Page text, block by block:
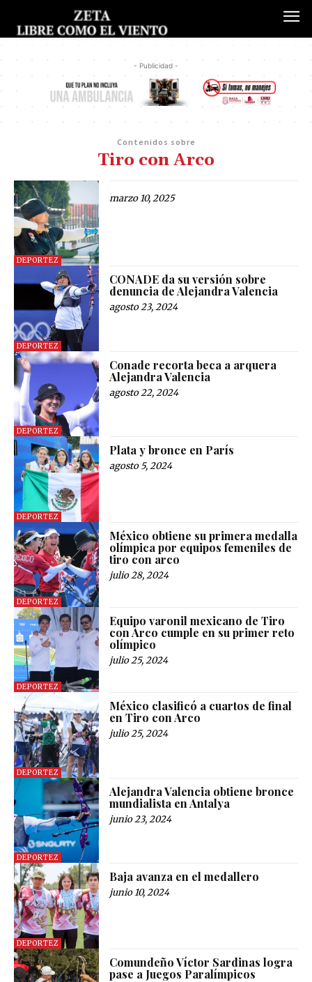
- Publicidad -
Contenidos sobre
Tiro con Arco
DEPORTEZ
marzo 10, 2025
DEPORTEZ
CONADE da su versión sobre
denuncia de Alejandra Valencia
agosto 23, 2024
DEPORTEZ
Conade recorta beca a arquera
Alejandra Valencia
agosto 22, 2024
DEPORTEZ
Plata y bronce en París
agosto 5, 2024
DEPORTEZ
México obtiene su primera medalla
olímpica por equipos femeniles de
tiro con arco
julio 28, 2024
DEPORTEZ
Equipo varonil mexicano de Tiro
con Arco cumple en su primer reto
olímpico
julio 25, 2024
DEPORTEZ
México clasificó a cuartos de final
en Tiro con Arco
julio 25, 2024
DEPORTEZ
Alejandra Valencia obtiene bronce
mundialista en Antalya
junio 23, 2024
DEPORTEZ
Baja avanza en el medallero
junio 10, 2024
Comundeño Víctor Sardinas logra
pase a Juegos Paralímpicos